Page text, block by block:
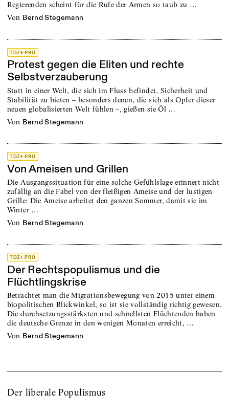
Regierenden scheint für die Rufe der Armen so taub zu …
von Bernd Stegemann
TDZ+ PRO
Protest gegen die Eliten und rechte
Selbstverzauberung
Statt in einer Welt, die sich im Fluss befindet, Sicherheit und
Stabilität zu bieten – besonders denen, die sich als Opfer dieser
neuen globalisierten Welt fühlen –, gießen sie Öl …
von Bernd Stegemann
TDZ+ PRO
Von Ameisen und Grillen
Die Ausgangssituation für eine solche Gefühlslage erinnert nicht
zufällig an die Fabel von der fleißigen Ameise und der lustigen
Grille: Die Ameise arbeitet den ganzen Sommer, damit sie im
Winter …
von Bernd Stegemann
TDZ+ PRO
Der Rechtspopulismus und die
Flüchtlingskrise
Betrachtet man die Migrationsbewegung von 2015 unter einem
biopolitischen Blickwinkel, so ist sie vollständig richtig gewesen.
Die durchsetzungsstärksten und schnellsten Flüchtenden haben
die deutsche Grenze in den wenigen Monaten erreicht, …
von Bernd Stegemann
Der liberale Populismus